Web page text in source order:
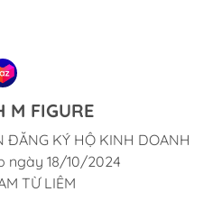
M FIGURE
ĐĂNG KÝ HỘ KINH DOANH
ngày 18/10/2024
TỪ LIÊM